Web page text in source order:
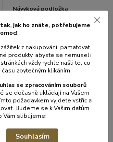
Návyková podložka
57 x 54 cm (14 ks)
123 Kč/ bal
102 Kčbez
sklad | odešleme do 1-3
prac. dnů
Přidat do košíku
jak ho znáte, potřebujeme
z nakupování, pamatovat
produkty, abyste se nemuseli
vždy rychle našli to, co
zbytečným klikáním.
se zpracováním souborů
se dočasně ukládají na Vašem
požadavkem vyjdete vstříc a
Budeme se k Vašim datům
Vám slibujeme!
Souhlasím